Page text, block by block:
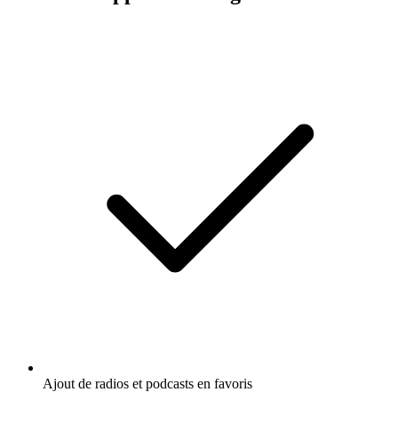
Ajout de radios et podcasts en favoris